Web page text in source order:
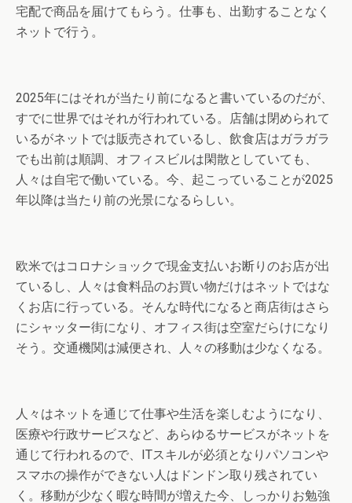
宅配で商品を届けてもらう。仕事も、出勤することなく
ネットで行う。
2025年にはそれが当たり前になると書いているのだが、
すでに世界ではそれが行われている。店舗は閉められて
いるがネットでは販売されているし、飲食店はガラガラ
でも出前は順調、オフィスビルは閑散としていても、
人々は自宅で働いている。今、起こっていることが2025
年以降は当たり前の光景になるらしい。
欧米ではコロナショックで現金支払いお断りのお店が出
ているし、人々は食料品のお買い物だけはネットではな
くお店に行っている。そんな時代になると商店街はさら
にシャッター街になり、オフィス街は空室だらけになり
そう。交通機関は減便され、人々の移動は少なくなる。
人々はネットを通じて仕事や生活を楽しむようになり、
医療や行政サービスなど、あらゆるサービスがネットを
通じて行われるので、ITスキルが必須となりパソコンや
スマホの操作ができない人はドンドン取り残されてい
く。移動が少なく暇な時間が増えた今、しっかりお勉強